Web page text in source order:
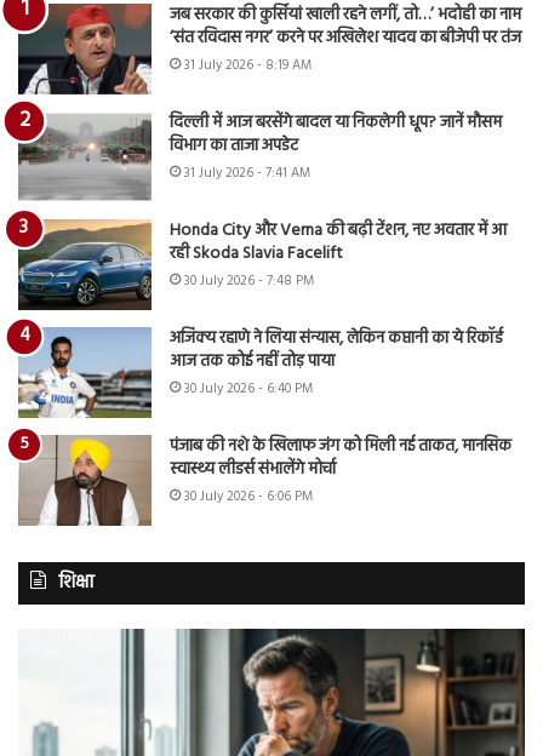
जब सरकार की कुर्सियां खाली रहने लगीं, तो…’ भदोही का नाम
‘संत रविदास नगर’ करने पर अखिलेश यादव का बीजेपी पर तंज
31 July 2026 - 8:19 AM
दिल्ली में आज बरसेंगे बादल या निकलेगी धूप? जानें मौसम
विभाग का ताजा अपडेट
31 July 2026 - 7:41 AM
Honda City और Verna की बढ़ी टेंशन, नए अवतार में आ
रही Skoda Slavia Facelift
30 July 2026 - 7:48 PM
अजिंक्य रहाणे ने लिया संन्यास, लेकिन कप्तानी का ये रिकॉर्ड
आज तक कोई नहीं तोड़ पाया
30 July 2026 - 6:40 PM
पंजाब की नशे के खिलाफ जंग को मिली नई ताकत, मानसिक
स्वास्थ्य लीडर्स संभालेंगे मोर्चा
30 July 2026 - 6:06 PM
शिक्षा